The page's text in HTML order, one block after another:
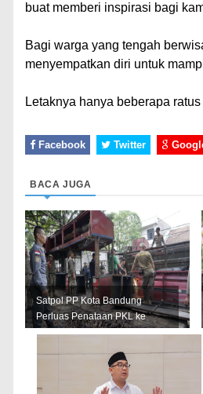
buat memberi inspirasi bagi
Bagi warga yang tengah
menyempatkan diri untuk
Letaknya hanya beberapa
Facebook Twitter
BACA JUGA
Satpol PP Kota Bandung
Perluas Penataan PKL ke
Sejumlah Kawasan Strategis